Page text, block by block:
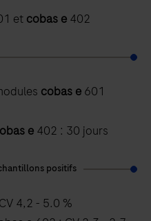
et cobas e 402
cobas e 601
e 402 : 30 jours
positifs
4,2 - 5.0 %